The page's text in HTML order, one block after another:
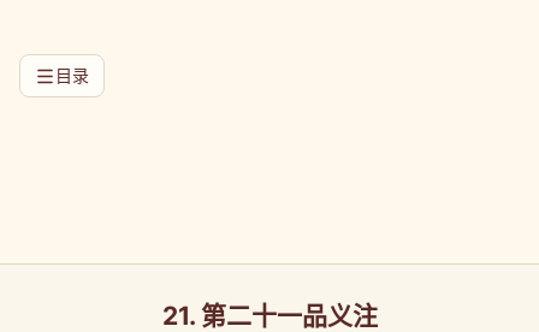
目录
21. 第二十一品义注